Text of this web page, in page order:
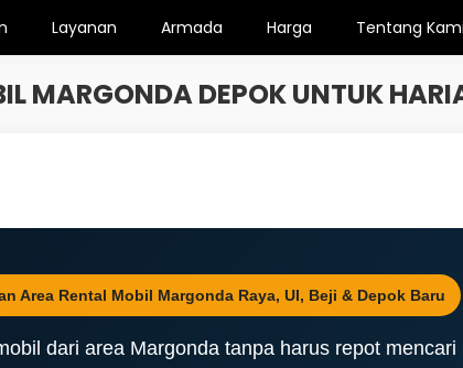
Layanan Armada Harga Tentang Kami
MARGONDA DEPOK UNTUK
Area Rental Mobil Margonda Raya, UI, Beji & Depok Baru
dari area Margonda tanpa harus repot